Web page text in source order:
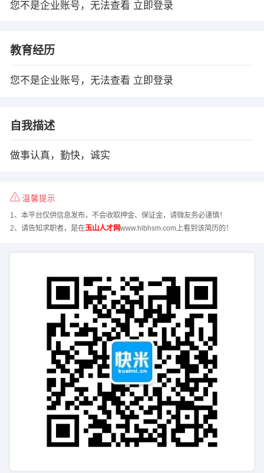
您不是企业账号，无法查看 立即登录
教育经历
您不是企业账号，无法查看 立即登录
自我描述
做事认真，勤快，诚实
温馨提示
1、本平台仅供信息发布，不会收取押金、保证金，请微友务必谨慎！
2、请告知求职者，是在玉山人才网www.hlbhsm.com上看到该简历的！